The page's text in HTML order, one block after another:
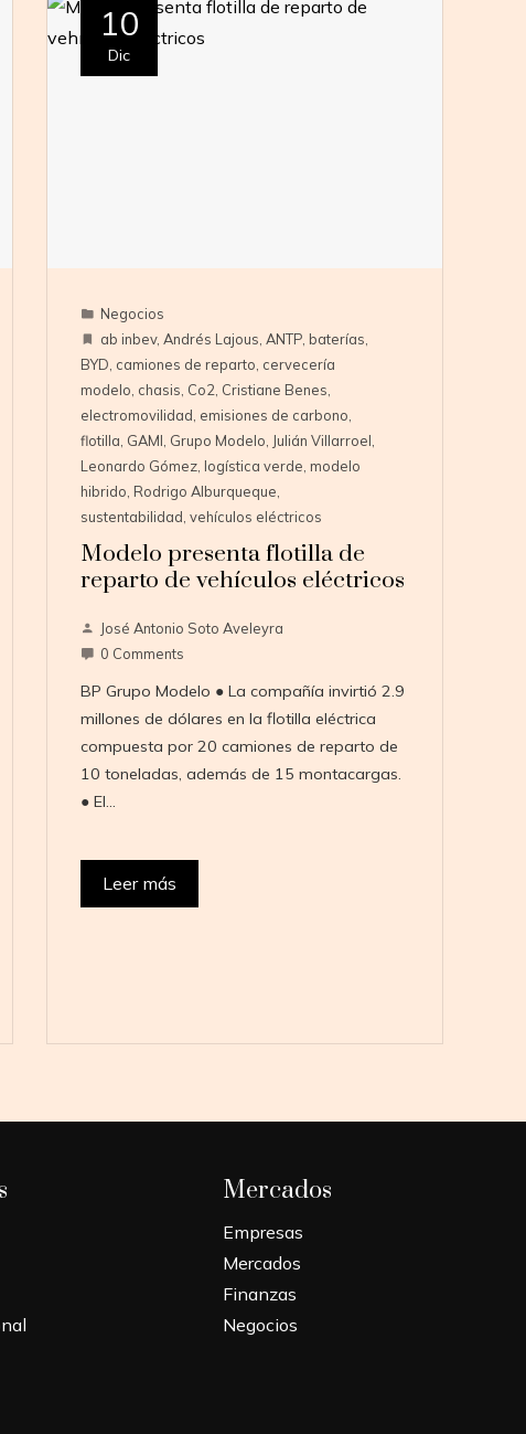
10
Dic
Negocios
ab inbev, Andrés Lajous ANTP, baterías
BYD camiones de reparto cervecería
modelo chasis Co2 Cristiane Benes
electromovilidad emisiones de carbono
flotilla GAMI Grupo Modelo Julián Villarroel
Leonardo Gómez, logística verde modelo
hibrido Rodrigo Alburqueque
sustentabilidad vehículos eléctricos
Modelo presenta flotilla de
reparto de vehículos eléctricos
José Antonio Soto Aveleyra
0 Comments
BP Grupo Modelo ● La compañía invirtió 2.9
millones de dólares en la flotilla eléctrica
compuesta por 20 camiones de reparto de
10 toneladas, además de 15 montacargas.
● El…
Leer más
Mercados
Empresas
Mercados
Finanzas
Negocios